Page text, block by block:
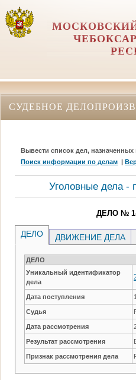
СУДЕБНОЕ
Вывести список дел, назначенных
Поиск информации по делам |
Уголовные дела -
ДЕЛО № 1-
ДЕЛО ДВИЖЕНИЕ ДЕЛА
ДЕЛО
Уникальный идентификатор
дела
Дата поступления
Судья
Дата рассмотрения
Результат рассмотрения
Признак рассмотрения дела